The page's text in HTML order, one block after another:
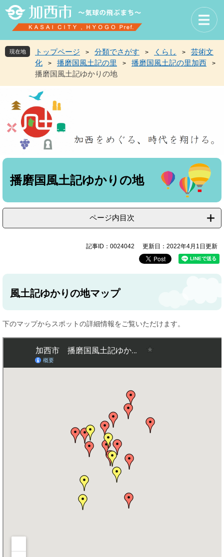
先
頭
を
飛
現在地 トップページ > 分類でさがす > くらし >
芸術文
化
> 播磨国風土記の里 > 播磨国風土記の里加西 >
播磨国風土記ゆかりの地
本
播磨国風土記ゆかりの地
ページ内目次
記事ID：0024042 更新日：2022年4月1日更新
風土記ゆかりの地マップ
下のマップからスポットの詳細情報をご覧いただけます。